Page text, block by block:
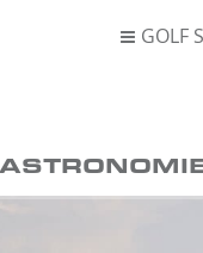
 GOLF